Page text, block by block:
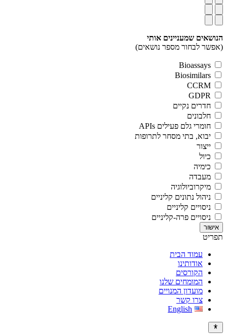
הנושאים שמעניינים אותי
(אפשר לבחור מספר נושאים)
Bioassays
Biosimilars
CCRM
GDPR
חדרים נקיים
חלבונים
חומרי גלם פעילים APIs
יבוא, בתי מסחר לתרופות
ייצור
כיול
כימיה
מעבדה
מיקרוביולוגיה
ניהול נתונים קליניים
ניסויים קליניים
ניסויים פרה-קליניים
תפריט
עמוד הבית
אודותינו
הקורסים
המומחים שלנו
מועדון המנויים
צרו קשר
English